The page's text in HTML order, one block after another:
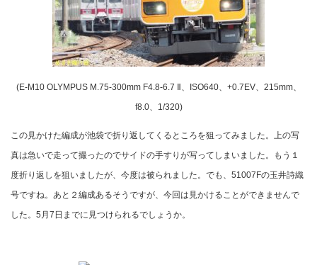
(E-M10 OLYMPUS M.75-300mm F4.8-6.7 Ⅱ、ISO640、+0.7EV、215mm、
f8.0、1/320)
この見かけた編成が池袋で折り返してくるところを狙ってみました。上の写
真は急いで走って撮ったのでサイドの手すりが写ってしまいました。もう１
度折り返しを狙いましたが、今度は被られました。でも、51007Fの玉井詩織
号ですね。あと２編成あるそうですが、今回は見かけることができませんで
した。5月7日までに見つけられるでしょうか。